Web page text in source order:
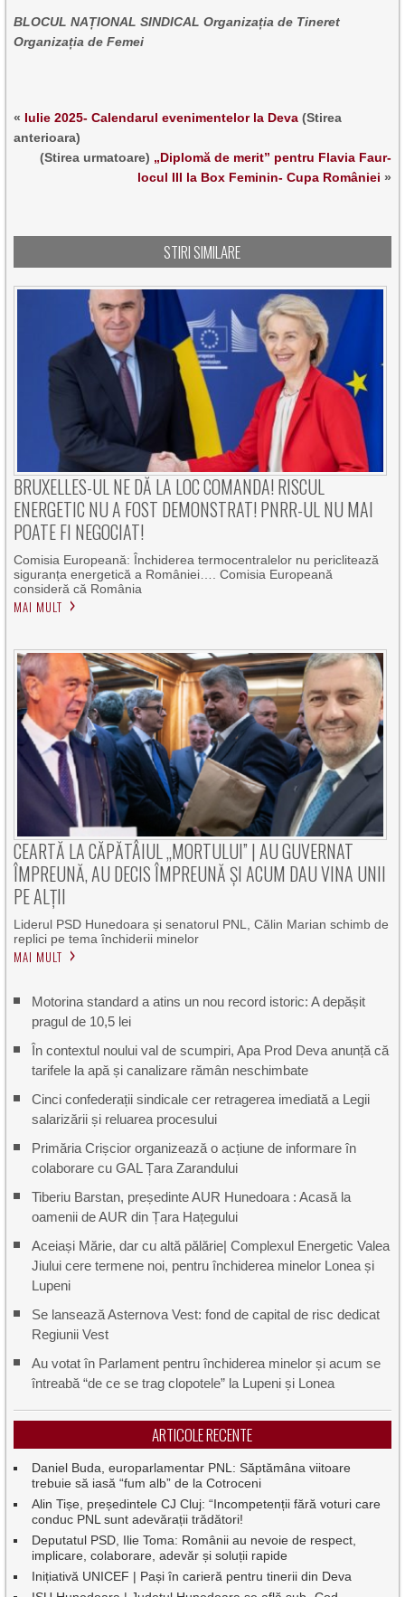
BLOCUL NAȚIONAL SINDICAL Organizația de Tineret
Organizația de Femei
« Iulie 2025- Calendarul evenimentelor la Deva (Stirea
anterioara)
(Stirea urmatoare) „Diplomă de merit” pentru Flavia Faur-
locul III la Box Feminin- Cupa României »
STIRI SIMILARE
BRUXELLES-UL NE DĂ LA LOC COMANDA! RISCUL
ENERGETIC NU A FOST DEMONSTRAT! PNRR-UL NU MAI
POATE FI NEGOCIAT!
Comisia Europeană: Închiderea termocentralelor nu periclitează
siguranța energetică a României…. Comisia Europeană
consideră că România
MAI MULT
CEARTĂ LA CĂPĂTÂIUL „MORTULUI” | AU GUVERNAT
ÎMPREUNĂ, AU DECIS ÎMPREUNĂ ȘI ACUM DAU VINA UNII
PE ALȚII
Liderul PSD Hunedoara și senatorul PNL, Călin Marian schimb de
replici pe tema închiderii minelor
MAI MULT
Motorina standard a atins un nou record istoric: A depășit
pragul de 10,5 lei
În contextul noului val de scumpiri, Apa Prod Deva anunță că
tarifele la apă și canalizare rămân neschimbate
Cinci confederații sindicale cer retragerea imediată a Legii
salarizării și reluarea procesului
Primăria Crișcior organizează o acțiune de informare în
colaborare cu GAL Țara Zarandului
Tiberiu Barstan, președinte AUR Hunedoara : Acasă la
oamenii de AUR din Țara Hațegului
Aceiași Mărie, dar cu altă pălărie| Complexul Energetic Valea
Jiului cere termene noi, pentru închiderea minelor Lonea și
Lupeni
Se lansează Asternova Vest: fond de capital de risc dedicat
Regiunii Vest
Au votat în Parlament pentru închiderea minelor și acum se
întreabă “de ce se trag clopotele” la Lupeni și Lonea
ARTICOLE RECENTE
Daniel Buda, europarlamentar PNL: Săptămâna viitoare
trebuie să iasă “fum alb” de la Cotroceni
Alin Tișe, președintele CJ Cluj: “Incompetenții fără voturi care
conduc PNL sunt adevărații trădători!
Deputatul PSD, Ilie Toma: Românii au nevoie de respect,
implicare, colaborare, adevăr și soluții rapide
Inițiativă UNICEF | Pași în carieră pentru tinerii din Deva